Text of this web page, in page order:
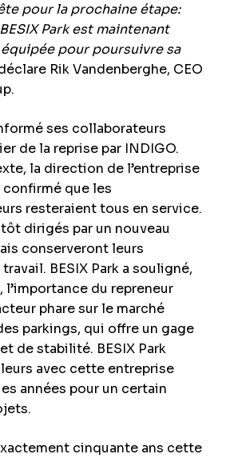
pour la prochaine étape:
Park est maintenant
pour poursuivre sa
Rik Vandenberghe, CEO
ses collaborateurs
de la reprise par INDIGO.
la direction de l’entreprise
que les
resteraient tous en service.
dirigés par un nouveau
conserveront leurs
BESIX Park a souligné,
l’importance du repreneur
phare sur le marché
parkings, qui offre un gage
de stabilité. BESIX Park
avec cette entreprise
années pour un certain
cinquante ans cette